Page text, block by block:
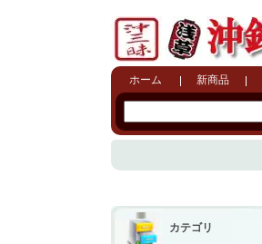
ホーム 新商品
カテゴリ